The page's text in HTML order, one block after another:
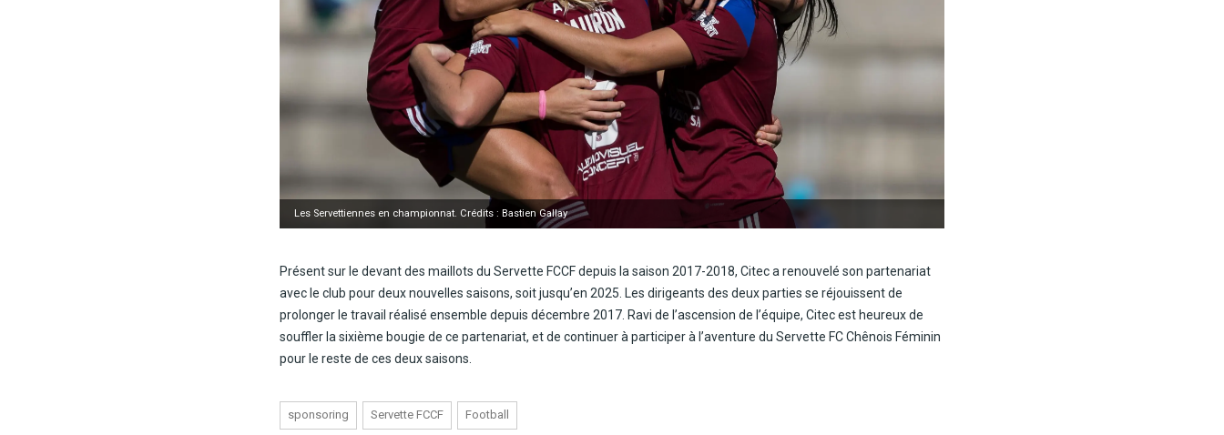
Les Servettiennes en championnat. Crédits : Bastien Gallay
Présent sur le devant des maillots du Servette FCCF depuis la saison 2017-2018, Citec a renouvelé son partenariat
avec le club pour deux nouvelles saisons, soit jusqu’en 2025. Les dirigeants des deux parties se réjouissent de
prolonger le travail réalisé ensemble depuis décembre 2017. Ravi de l’ascension de l’équipe, Citec est heureux de
souffler la sixième bougie de ce partenariat, et de continuer à participer à l’aventure du Servette FC Chênois Féminin
pour le reste de ces deux saisons.
sponsoring Servette FCCF Football